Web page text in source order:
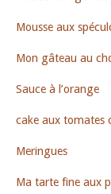
Mousse aux
Mon gâteau au
Sauce à l’orange
cake aux tomates
Meringues
Ma tarte fine aux